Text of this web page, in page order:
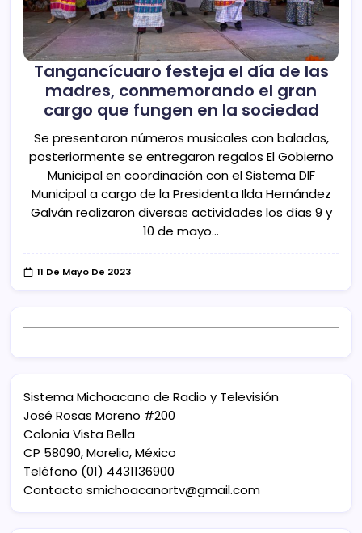
Tangancícuaro festeja el día de las
madres, conmemorando el gran
cargo que fungen en la sociedad
Se presentaron números musicales con baladas,
posteriormente se entregaron regalos El Gobierno
Municipal en coordinación con el Sistema DIF
Municipal a cargo de la Presidenta Ilda Hernández
Galván realizaron diversas actividades los días 9 y
10 de mayo…
11 De Mayo De 2023
Sistema Michoacano de Radio y Televisión
José Rosas Moreno #200
Colonia Vista Bella
CP 58090, Morelia, México
Teléfono (01) 4431136900
Contacto smichoacanortv@gmail.com